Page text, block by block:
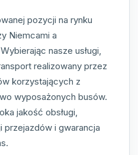
pozycji na rynku
Niemcami a
nasze usługi,
realizowany przez
korzystających z
wyposażonych busów.
jakość obsługi,
i gwarancja